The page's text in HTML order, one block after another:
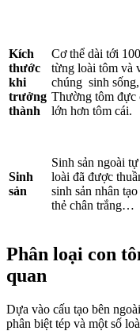
Kích
thước
khi
trưởng
thành
Cơ thể dài tới
từng loài tôm và
chúng sinh
Thường tôm đực
lớn hơn tôm cái.
Sinh
sản
Sinh sản ngoài
loài đã được
sinh sản nhân
thẻ chân trắng…
Phân loại con
quan
Dựa vào cấu tạo bên
phân biệt tép và một số